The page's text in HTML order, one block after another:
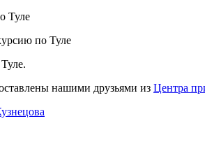
Туле
по Туле
нашими друзьями из Центра